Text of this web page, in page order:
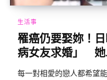
生活事
罹癌仍要娶妳！
病女友求婚」 她
每一對相愛的戀人都希望